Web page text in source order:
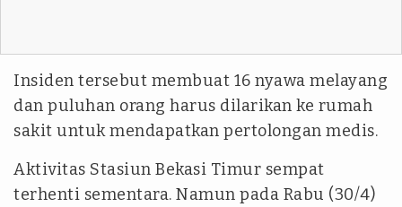
Insiden tersebut membuat 16 nyawa melayang
dan puluhan orang harus dilarikan ke rumah
sakit untuk mendapatkan pertolongan medis.
Aktivitas Stasiun Bekasi Timur sempat
terhenti sementara. Namun pada Rabu (30/4)